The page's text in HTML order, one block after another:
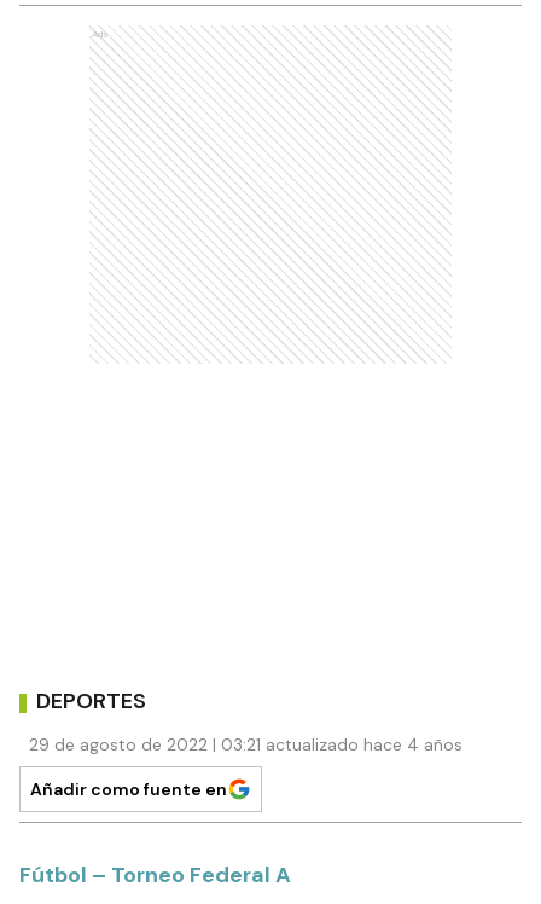
Ads
DEPORTES
29 de agosto de 2022 | 03:21 actualizado hace 4 años
Añadir como fuente en
Fútbol – Torneo Federal A